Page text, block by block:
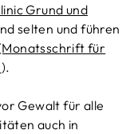
Grund und
selten und führen
für
).
Gewalt für alle
auch in